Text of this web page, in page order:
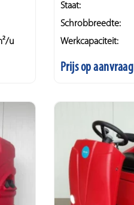
u
Staat:
Schrobbreedte:
Werkcapaciteit:
Prijs op aanvraag